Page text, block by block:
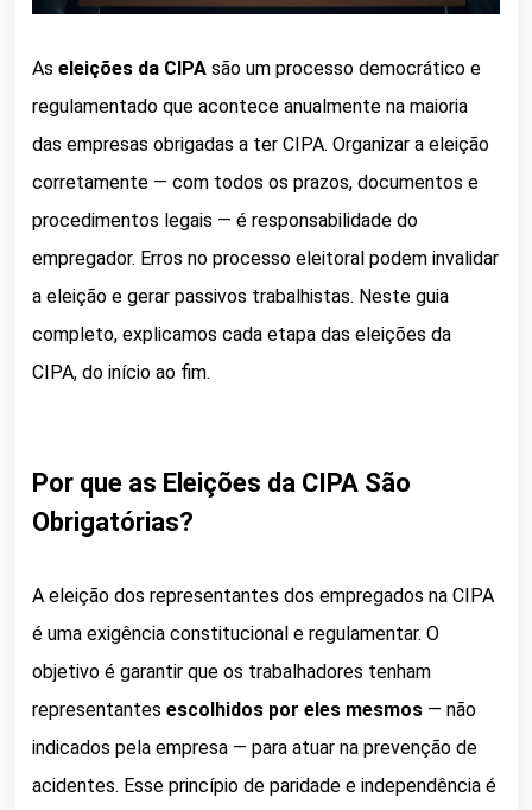
As eleições da CIPA são um processo democrático e
regulamentado que acontece anualmente na maioria
das empresas obrigadas a ter CIPA. Organizar a eleição
corretamente — com todos os prazos, documentos e
procedimentos legais — é responsabilidade do
empregador. Erros no processo eleitoral podem invalidar
a eleição e gerar passivos trabalhistas. Neste guia
completo, explicamos cada etapa das eleições da
CIPA, do início ao fim.
Por que as Eleições da CIPA São
Obrigatórias?
A eleição dos representantes dos empregados na CIPA
é uma exigência constitucional e regulamentar. O
objetivo é garantir que os trabalhadores tenham
representantes escolhidos por eles mesmos — não
indicados pela empresa — para atuar na prevenção de
acidentes. Esse princípio de paridade e independência é